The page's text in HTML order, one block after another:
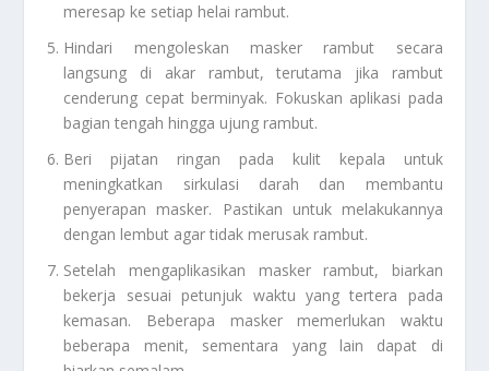
meresap ke setiap helai rambut.
Hindari mengoleskan masker rambut secara
langsung di akar rambut, terutama jika rambut
cenderung cepat berminyak. Fokuskan aplikasi pada
bagian tengah hingga ujung rambut.
Beri pijatan ringan pada kulit kepala untuk
meningkatkan sirkulasi darah dan membantu
penyerapan masker. Pastikan untuk melakukannya
dengan lembut agar tidak merusak rambut.
Setelah mengaplikasikan masker rambut, biarkan
bekerja sesuai petunjuk waktu yang tertera pada
kemasan. Beberapa masker memerlukan waktu
beberapa menit, sementara yang lain dapat di